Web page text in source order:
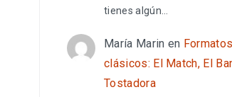
tienes algún…
María Marin en Formatos
clásicos: El Match, El
Tostadora